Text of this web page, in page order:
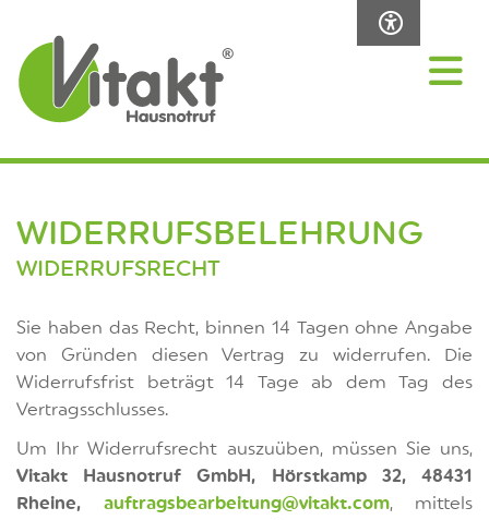
WIDERRUFSBELEHRUNG
WIDERRUFSRECHT
Sie haben das Recht, binnen 14 Tagen ohne Angabe
von Gründen diesen Vertrag zu widerrufen. Die
Widerrufsfrist beträgt 14 Tage ab dem Tag des
Vertragsschlusses.
Um Ihr Widerrufsrecht auszuüben, müssen Sie uns,
Vitakt Hausnotruf GmbH, Hörstkamp 32, 48431
Rheine, auftragsbearbeitung@vitakt.com, mittels